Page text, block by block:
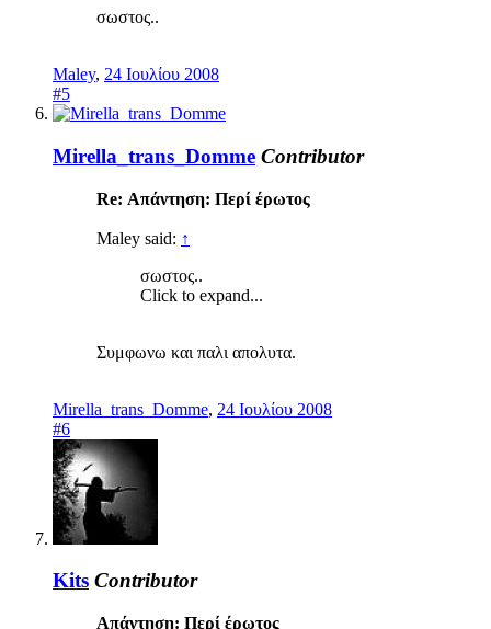
σωστος..
Maley, 24 Ιουλίου 2008
#5
Mirella_trans_Domme Contributor
Re: Απάντηση: Περί έρωτος
Maley said: ↑
σωστος..
Click to expand...
Συμφωνω και παλι απολυτα.
Mirella_trans_Domme, 24 Ιουλίου 2008
#6
Kits Contributor
Απάντηση: Περί έρωτος